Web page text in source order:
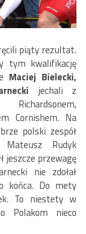
piąty rezultat.
tym kwalifikację
Maciej Bielecki,
jechali z
Cornishem. Na
polski zespół
Mateusz Rudyk
jeszcze przewagę
nie zdołał
końca. Do mety
To niestety w
Polakom nieco